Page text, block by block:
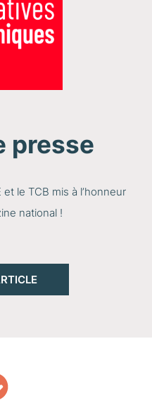
presse
et le TCB mis à l’honneur
national !